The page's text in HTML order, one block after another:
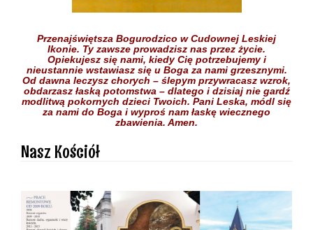
Przenajświętsza Bogurodzico w Cudownej Leskiej
Ikonie. Ty zawsze prowadzisz nas przez życie.
Opiekujesz się nami, kiedy Cię potrzebujemyi
nieustannie wstawiasz się u Boga za nami grzesznymi.
Od dawna leczysz chorych – ślepym przywracasz wzrok,
obdarzasz łaską potomstwa – dlatego i dzisiaj nie gardź
modlitwą pokornych dzieci Twoich. Pani Leska, módl się
za nami do Boga i wyproś nam łaskę wiecznego
zbawienia. Amen.
Nasz Kościół